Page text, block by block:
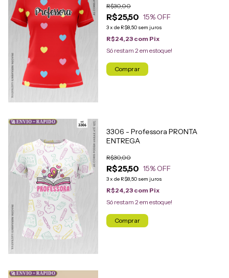
R$25,50
R$30,00
15% OFF
3x de R$8,50 sem juros
R$24,23 com Pix
Só restam 2 em estoque!
Comprar
🚀 ENVIO + RÁPIDO
3306 - Professora PRONTA
ENTREGA
R$25,50
R$30,00
15% OFF
3x de R$8,50 sem juros
R$24,23 com Pix
Só restam 2 em estoque!
Comprar
🚀 ENVIO + RÁPIDO